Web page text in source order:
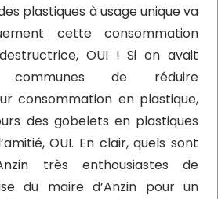
plastiques à usage unique va
cette consommation
OUI ! Si on avait
de réduire
consommation en plastique,
des gobelets en plastiques
OUI. En clair, quels sont
très enthousiastes de
du maire d’Anzin pour un